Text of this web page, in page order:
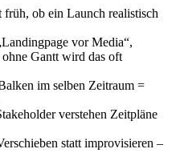
früh, ob ein Launch realistisch
vor Media“,
Gantt wird das oft
im selben Zeitraum =
verstehen Zeitpläne
statt improvisieren –